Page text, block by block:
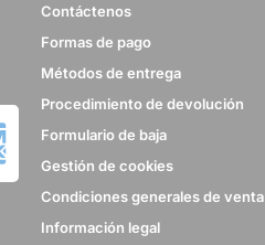
Contáctenos
Formas de pago
Métodos de entrega
Procedimiento de devolución
Formulario de baja
Gestión de cookies
Condiciones generales de venta
Información legal